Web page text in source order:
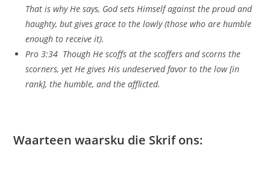
That is why He says, God sets Himself against the proud and
haughty, but gives grace to the lowly (those who are humble
enough to receive it).
Pro 3:34 Though He scoffs at the scoffers and scorns the
scorners, yet He gives His undeserved favor to the low [in
rank], the humble, and the afflicted.
Waarteen waarsku die Skrif ons: